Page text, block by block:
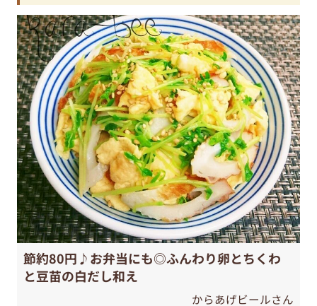
節約80円♪お弁当にも◎ふんわり卵とちくわ
と豆苗の白だし和え
からあげビールさん